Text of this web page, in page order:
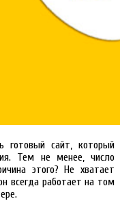
сайт, который
Тем не менее, число
этого? Не хватает
всегда работает на том